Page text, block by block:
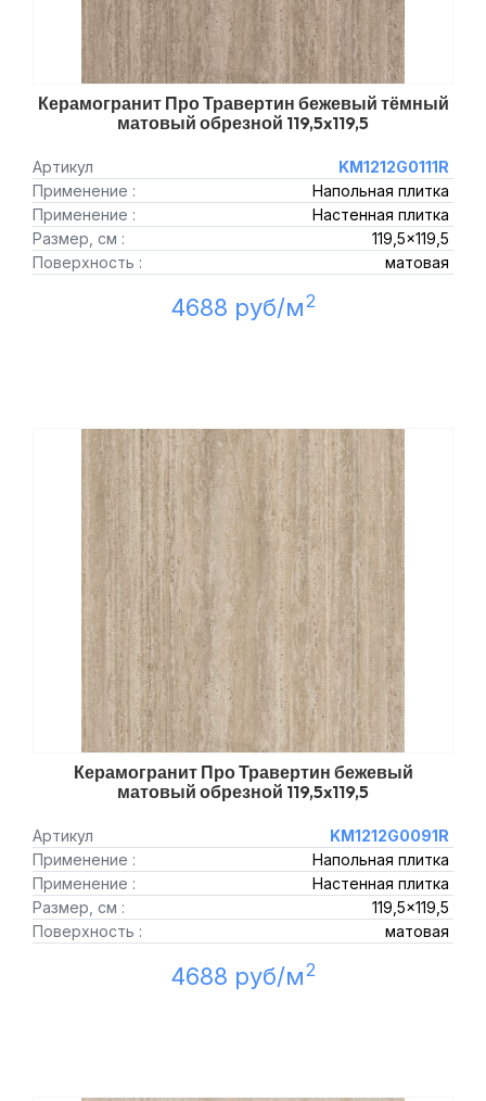
Керамогранит Про Травертин бежевый тёмный
матовый обрезной 119,5x119,5
Артикул
KM1212G0111R
Применение :
Напольная плитка
Применение :
Настенная плитка
Размер, см :
119,5x119,5
Поверхность :
матовая
4688 руб/м2
Керамогранит Про Травертин бежевый
матовый обрезной 119,5x119,5
Артикул
KM1212G0091R
Применение :
Напольная плитка
Применение :
Настенная плитка
Размер, см :
119,5x119,5
Поверхность :
матовая
4688 руб/м2